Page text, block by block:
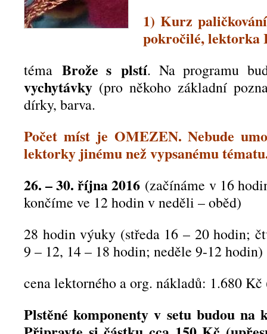
1) Kurz
pokročilé, lektorka
téma Brože s plstí. Na programu
vychytávky (pro někoho základní
dírky, barva.
Počet míst je OMEZEN. Nebude
lektorky jinému než vypsanému
26. – 30. října 2016 (začínáme v 16
končíme ve 12 hodin v neděli – oběd)
28 hodin výuky (středa 16 – 20 hodin;
9 – 12, 14 – 18 hodin; neděle 9-12 hodin)
cena lektorného a org. nákladů: 1.680
Plstěné komponenty v setu budou na